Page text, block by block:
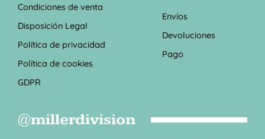
Condiciones de venta
Disposición Legal
Política de privacidad
Política de cookies
GDPR
Envíos
Devoluciones
Pago
@millerdivision